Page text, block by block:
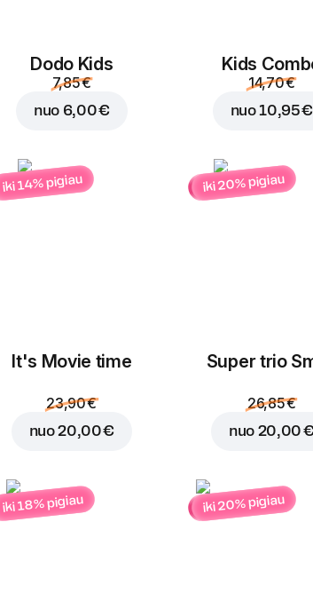
Pridėti į picą
Čederio sūris
1,00 €
Dodo Kids
7,85 €
nuo 6,00 €
Kids
14,70 €
nuo10,95 €
iki 14% pigiau
It's Movie time
23,90 €
nuo20,00 €
iki 20% pigiau
Super trio
26,85 €
nuo 20,00 €
iki 18% pigiau iki 20% pigiau